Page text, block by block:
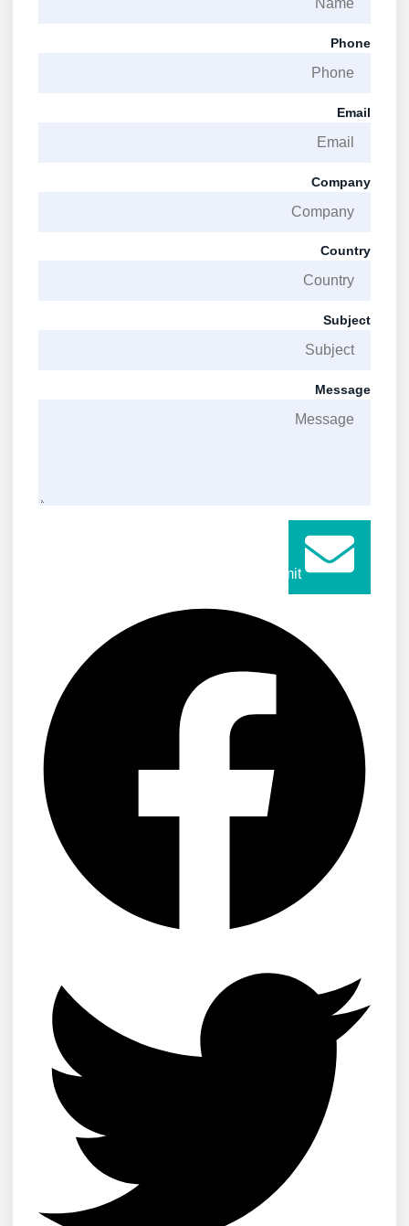
Phone
Email
Company
Country
Subject
Message
Submit